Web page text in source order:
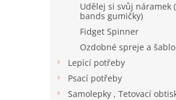
Udělej si svůj náramek
bands gumičky)
Fidget Spinner
Ozdobné spreje a
Lepící potřeby
Psací potřeby
Samolepky , Tetovací